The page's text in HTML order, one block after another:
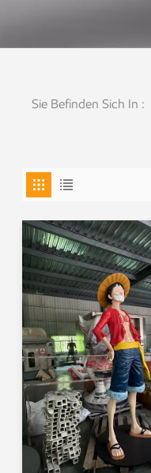
Sie Befinden Sich In :